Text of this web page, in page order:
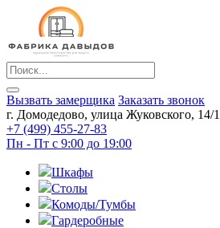
Вызвать замерщика Заказать звонок
г. Домодедово, улица Жуковского, 14/
+7 (499) 455-27-83
Пн - Пт с 9:00 до 19:00
Шкафы
Столы
Комоды/Тумбы
Гардеробные